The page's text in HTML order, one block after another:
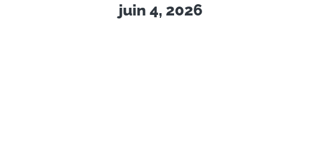
juin 4, 2026